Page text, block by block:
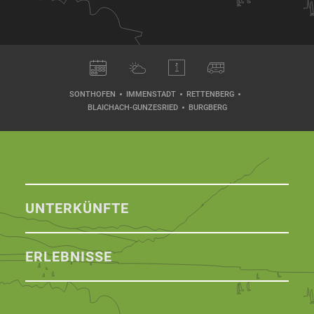
SONTHOFEN IMMENSTADT
RETTENBERG
BLAICHACH-GUNZESRIED
BURGBERG
UNTERKÜNFTE
ERLEBNISSE